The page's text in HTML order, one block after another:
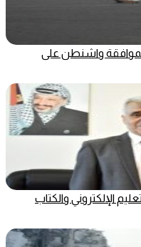
واشنطن على
الإلكتروني والكتاب